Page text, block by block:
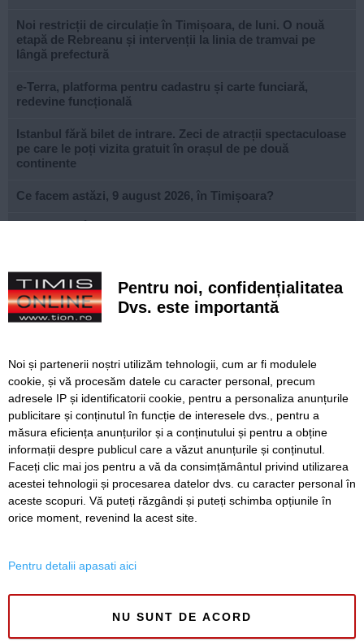
Noi restricții de circulație în Timișoara, de luni. O nouă
etapă de Rebreanu și intervenții la linia de tramvai pe
lângă prefectură
e-Terra, platforma pentru cadastru și carte funciară,
redevine funcțională
Istanbul fără bilet de intrare. Zeci de atracții spectaculoase
pe care le poți vizita gratuit în orașul de pe două
continente
Ce facem astăzi, 9 august 2026, în Timișoara?
Construcție impresionantă din Imperiul Roman, scoasă la
iveală de nivelul scăzut al Dunării
Continuă modernizarea centrului pietonal al Lugojului.
Poli scapă de înfrângere, dar pleacă doar cu un punct din
deplasarea cu Șelimbăr
Noi puncte de hidratare în oraș. S-a alăturat și mediul
privat inițiativei Primăriei Timișoara
SERVICII Redactia
Folosinta Cookie-urilor
Pentru noi, confidențialitatea
Dvs. este importantă
Noi și partenerii noștri utilizăm tehnologii, cum ar fi modulele
cookie, și vă procesăm datele cu caracter personal, precum
adresele IP și identificatorii cookie, pentru a personaliza anunțurile
publicitare și conținutul în funcție de interesele dvs., pentru a
măsura eficiența anunțurilor și a conținutului și pentru a obține
informații despre publicul care a văzut anunțurile și conținutul.
Faceți clic mai jos pentru a vă da consimțământul privind utilizarea
acestei tehnologii și procesarea datelor dvs. cu caracter personal în
aceste scopuri. Vă puteți răzgândi și puteți schimba opțiunile în
orice moment, revenind la acest site.
Pentru detalii apasati aici
NU SUNT DE ACORD